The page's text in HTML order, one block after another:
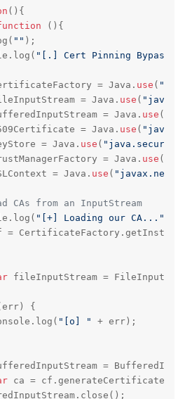
( ) {
( ) {
"" );
"[.] Cert Pinning Bypass/
= Java. use (
= Java. use (
= Java. use (
= Java. use (
= Java. use (
= Java. use (
= Java. use (
CAs from an InputStream
"[+] Loading our CA..."
fileInputStream =
{
console.log(
"[o] "
+ err);
=
ca =